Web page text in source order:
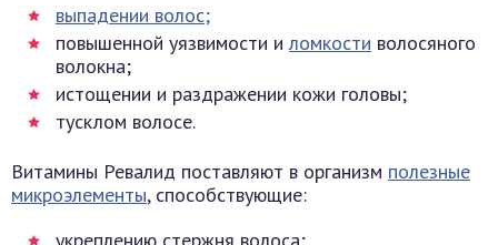
выпадении волос;
повышенной уязвимости иломкости волосяного
волокна;
истощении и раздражении кожи головы;
тусклом волосе.
Витамины Ревалид поставляют в организм полезные
микроэлементы, способствующие:
укреплению стержня волоса;